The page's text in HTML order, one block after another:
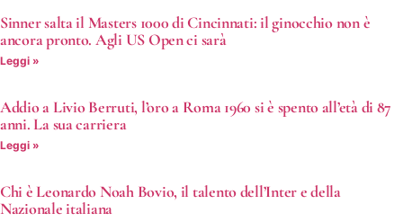
Sinner salta il Masters 1000 di Cincinnati: il ginocchio non è
ancora pronto. Agli US Open ci sarà
Leggi »
Addio a Livio Berruti, l’oro a Roma 1960 si è spento all’età di 87
anni. La sua carriera
Leggi »
Chi è Leonardo Noah Bovio, il talento dell’Inter e della
Nazionale italiana